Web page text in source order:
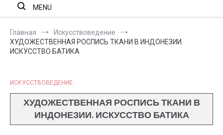
MENU
Главная
Искусствоведение
ХУДОЖЕСТВЕННАЯ РОСПИСЬ ТКАНИ В ИНДОНЕЗИИ.
ИСКУССТВО БАТИКА
ИСКУССТВОВЕДЕНИЕ
ХУДОЖЕСТВЕННАЯ РОСПИСЬ ТКАНИ В
ИНДОНЕЗИИ. ИСКУССТВО БАТИКА